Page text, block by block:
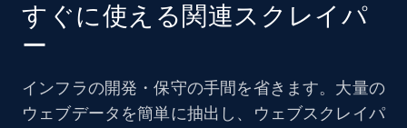
すぐに使える関連スクレイパ
ー
インフラの開発・保守の手間を省きます。大量の
ウェブデータを簡単に抽出し、ウェブスクレイパ